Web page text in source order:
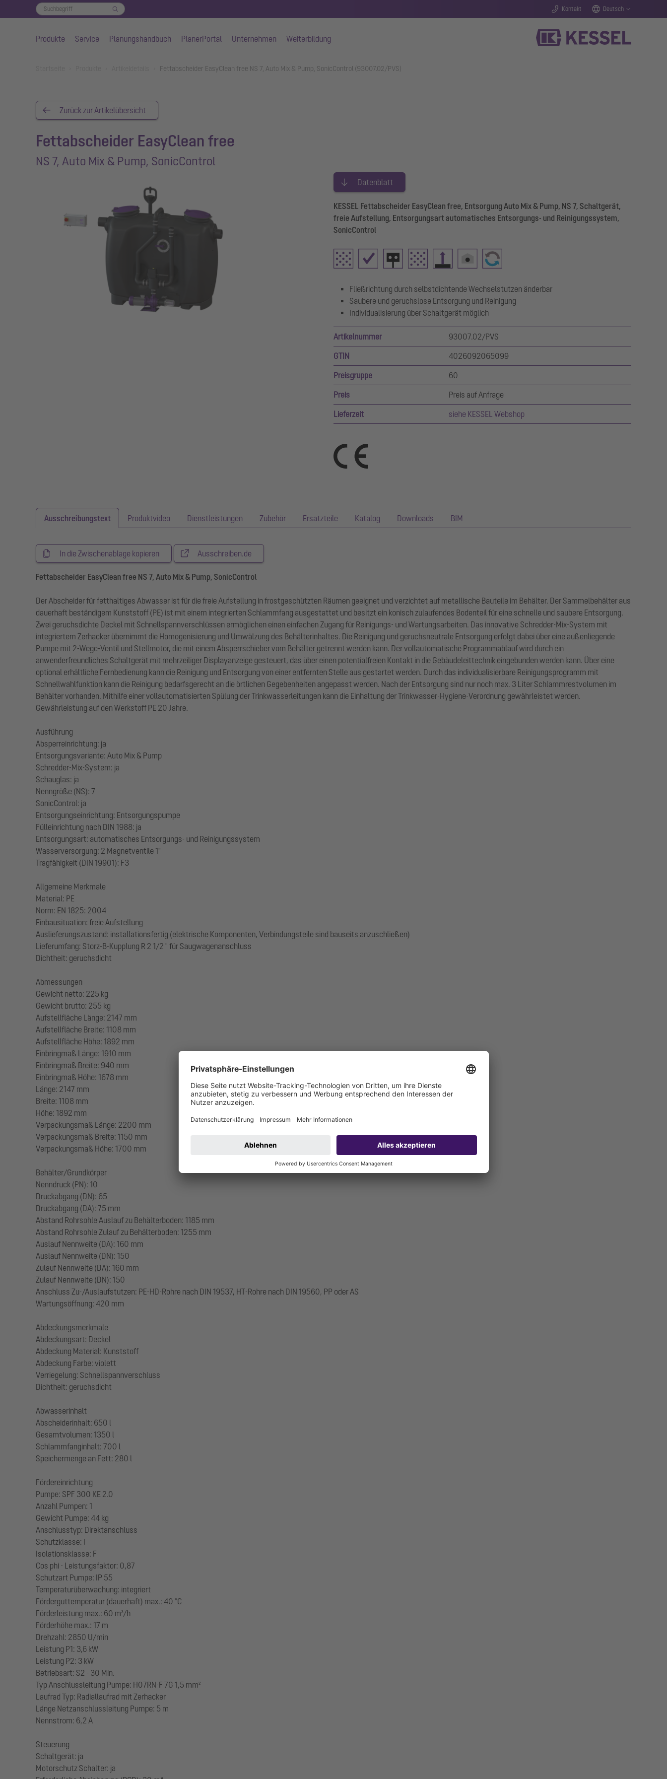
Kontakt Deutsch
Produkte Service Planungshandbuch PlanerPortal Unternehmen Weiterbildung
Fettabscheider EasyClean free NS 7, Auto Mix & Pump, SonicControl (93007.02/PVS)
Zurück zur Artikelübersicht
Fettabscheider EasyClean free
NS 7, Auto Mix & Pump, SonicControl
Datenblatt
KESSEL Fettabscheider EasyClean free, Entsorgung Auto Mix & Pump, NS 7, Schaltgerät,
freie Aufstellung, Entsorgungsart automatisches Entsorgungs- und Reinigungssystem,
SonicControl
Fließrichtung durch selbstdichtende Wechselstutzen änderbar
Saubere und geruchslose Entsorgung und Reinigung
Individualisierung über Schaltgerät möglich
Artikelnummer 93007.02/PVS
GTIN 4026092065099
Preisgruppe 60
Preis Preis auf Anfrage
Lieferzeit siehe KESSEL Webshop
Ausschreibungstext Produktvideo Dienstleistungen Zubehör Ersatzteile Katalog Downloads BIM
In die Zwischenablage kopieren Ausschreiben.de
Fettabscheider EasyClean free NS 7, Auto Mix & Pump, SonicControl
Der Abscheider für fetthaltiges Abwasser ist für die freie Aufstellung in frostgeschützten Räumen geeignet und verzichtet auf metallische Bauteile im Behälter. Der Sammelbehälter aus
dauerhaft beständigem Kunststoff (PE) ist mit einem integrierten Schlammfang ausgestattet und besitzt ein konisch zulaufendes Bodenteil für eine schnelle und saubere Entsorgung.
Zwei geruchsdichte Deckel mit Schnellspannverschlüssen ermöglichen einen einfachen Zugang für Reinigungs- und Wartungsarbeiten. Das innovative Schredder-Mix-System mit
integriertem Zerhacker übernimmt die Homogenisierung und Umwälzung des Behälterinhaltes. Die Reinigung und geruchsneutrale Entsorgung erfolgt dabei über eine außenliegende
Pumpe mit 2-Wege-Ventil und Stellmotor, die mit einem Absperrschieber vom Behälter getrennt werden kann. Der vollautomatische Programmablauf wird durch ein
anwenderfreundliches Schaltgerät mit mehrzeiliger Displayanzeige gesteuert, das über einen potentialfreien Kontakt in die Gebäudeleittechnik eingebunden werden kann. Über eine
optional erhältliche Fernbedienung kann die Reinigung und Entsorgung von einer entfernten Stelle aus gestartet werden. Durch das individualisierbare Reinigungsprogramm mit
Schnellwahlfunktion kann die Reinigung bedarfsgerecht an die örtlichen Gegebenheiten angepasst werden. Nach der Entsorgung sind nur noch max. 3 Liter Schlammrestvolumen im
Behälter vorhanden. Mithilfe einer vollautomatisierten Spülung der Trinkwasserleitungen kann die Einhaltung der Trinkwasser-Hygiene-Verordnung gewährleistet werden.
Gewährleistung auf den Werkstoff PE 20 Jahre.
Ausführung
Absperreinrichtung: ja
Entsorgungsvariante: Auto Mix & Pump
Schredder-Mix-System: ja
Schauglas: ja
Nenngröße (NS): 7
SonicControl: ja
Entsorgungseinrichtung: Entsorgungspumpe
Fülleinrichtung nach DIN 1988: ja
Entsorgungsart: automatisches Entsorgungs- und Reinigungssystem
Wasserversorgung: 2 Magnetventile 1"
Tragfähigkeit (DIN 19901): F3
Allgemeine Merkmale
Material: PE
Norm: EN 1825: 2004
Einbausituation: freie Aufstellung
Auslieferungszustand: installationsfertig (elektrische Komponenten, Verbindungsteile sind bauseits anzuschließen)
Lieferumfang: Storz-B-Kupplung R 2 1/2 " für Saugwagenanschluss
Dichtheit: geruchsdicht
Abmessungen
Gewicht netto: 225 kg
Gewicht brutto: 255 kg
Aufstellfläche Länge: 2147 mm
Aufstellfläche Breite: 1108 mm
Aufstellfläche Höhe: 1892 mm
Einbringmaß Länge: 1910 mm
Einbringmaß Breite: 940 mm
Einbringmaß Höhe: 1678 mm
Länge: 2147 mm
Breite: 1108 mm
Höhe: 1892 mm
Verpackungsmaß Länge: 2200 mm
Verpackungsmaß Breite: 1150 mm
Verpackungsmaß Höhe: 1700 mm
Behälter/Grundkörper
Nenndruck (PN): 10
Druckabgang (DN): 65
Druckabgang (DA): 75 mm
Abstand Rohrsohle Auslauf zu Behälterboden: 1185 mm
Abstand Rohrsohle Zulauf zu Behälterboden: 1255 mm
Auslauf Nennweite (DA): 160 mm
Auslauf Nennweite (DN): 150
Zulauf Nennweite (DA): 160 mm
Zulauf Nennweite (DN): 150
Anschluss Zu-/Auslaufstutzen: PE-HD-Rohre nach DIN 19537, HT-Rohre nach DIN 19560, PP oder AS
Wartungsöffnung: 420 mm
Abdeckungsmerkmale
Abdeckungsart: Deckel
Abdeckung Material: Kunststoff
Abdeckung Farbe: violett
Verriegelung: Schnellspannverschluss
Dichtheit: geruchsdicht
Abwasserinhalt
Abscheiderinhalt: 650 l
Gesamtvolumen: 1350 l
Schlammfanginhalt: 700 l
Speichermenge an Fett: 280 l
Fördereinrichtung
Pumpe: SPF 300 KE 2.0
Anzahl Pumpen: 1
Gewicht Pumpe: 44 kg
Anschlusstyp: Direktanschluss
Schutzklasse: I
Isolationsklasse: F
Cos phi - Leistungsfaktor: 0,87
Schutzart Pumpe: IP 55
Temperaturüberwachung: integriert
Förderguttemperatur (dauerhaft) max.: 40 °C
Förderleistung max.: 60 m³/h
Förderhöhe max.: 17 m
Drehzahl: 2850 U/min
Leistung P1: 3,6 kW
Leistung P2: 3 kW
Betriebsart: S2 - 30 Min.
Typ Anschlussleitung Pumpe: H07RN-F 7G 1,5 mm²
Laufrad Typ: Radiallaufrad mit Zerhacker
Länge Netzanschlussleitung Pumpe: 5 m
Nennstrom: 6,2 A
Steuerung
Schaltgerät: ja
Motorschutz Schalter: ja